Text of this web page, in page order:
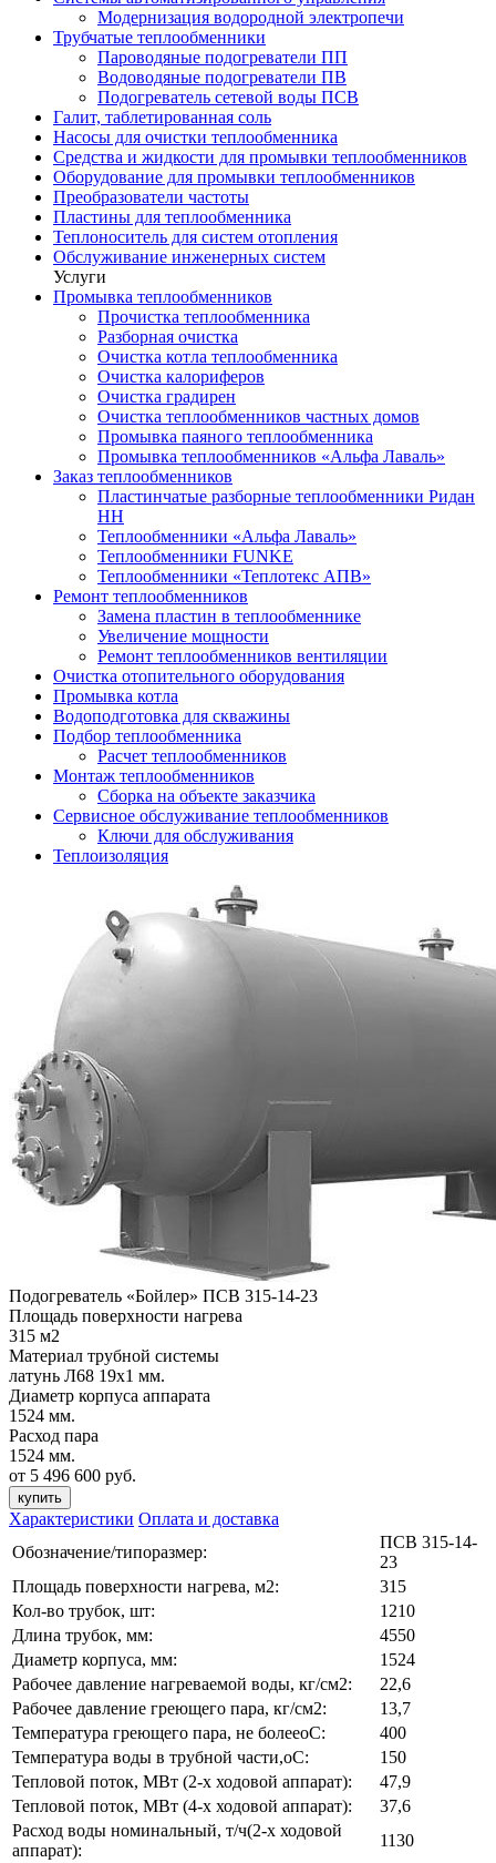
Модернизация водородной электропечи
Трубчатые теплообменники
Пароводяные подогреватели ПП
Водоводяные подогреватели ПВ
Подогреватель сетевой воды ПСВ
Галит, таблетированная соль
Насосы для очистки теплообменника
Средства и жидкости для промывки теплообменников
Оборудование для промывки теплообменников
Преобразователи частоты
Пластины для теплообменника
Теплоноситель для систем отопления
Обслуживание инженерных систем
Услуги
Промывка теплообменников
Прочистка теплообменника
Разборная очистка
Очистка котла теплообменника
Очистка калориферов
Очистка градирен
Очистка теплообменников частных домов
Промывка паяного теплообменника
Промывка теплообменников «Альфа Лаваль»
Заказ теплообменников
Пластинчатые разборные теплообменники Ридан
НН
Теплообменники «Альфа Лаваль»
Теплообменники FUNKE
Теплообменники «Теплотекс АПВ»
Ремонт теплообменников
Замена пластин в теплообменнике
Увеличение мощности
Ремонт теплообменников вентиляции
Очистка отопительного оборудования
Промывка котла
Водоподготовка для скважины
Подбор теплообменника
Расчет теплообменников
Монтаж теплообменников
Сборка на объекте заказчика
Сервисное обслуживание теплообменников
Ключи для обслуживания
Теплоизоляция
Подогреватель «Бойлер» ПСВ 315-14-23
Площадь поверхности нагрева
315 м2
Материал трубной системы
латунь Л68 19х1 мм.
Диаметр корпуса аппарата
1524 мм.
Расход пара
1524 мм.
от 5 496 600 руб.
купить
Характеристики Оплата и доставка
Обозначение/типоразмер:
ПСВ 315-14-
23
Площадь поверхности нагрева, м2:
315
Кол-во трубок, шт:
1210
Длина трубок, мм:
4550
Диаметр корпуса, мм:
1524
Рабочее давление нагреваемой воды, кг/см2:
22,6
Рабочее давление греющего пара, кг/см2:
13,7
Температура греющего пара, не болееoС:
400
Температура воды в трубной части,oС:
150
Тепловой поток, МВт (2-х ходовой аппарат):
47,9
Тепловой поток, МВт (4-х ходовой аппарат):
37,6
Расход воды номинальный, т/ч(2-х ходовой
аппарат):
1130